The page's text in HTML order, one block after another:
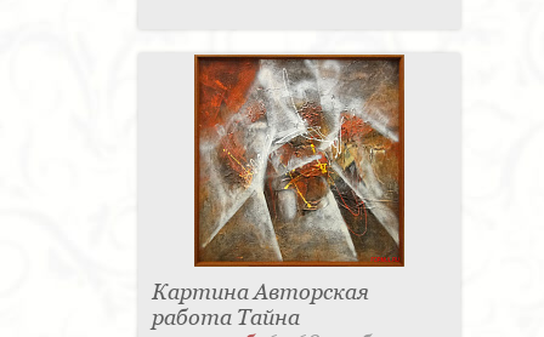
Картина Авторская
работа Тайна